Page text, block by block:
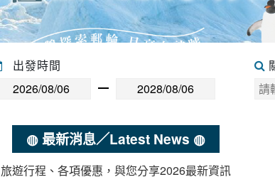
出發時間
◍ 最新消息／Latest News ◍
旅遊行程、各項優惠，與您分享2026最新資訊